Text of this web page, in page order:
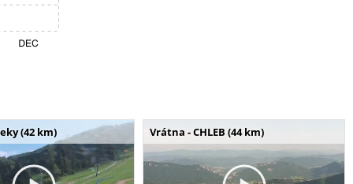
(42 km) Vrátna - CHLEB (44 km)